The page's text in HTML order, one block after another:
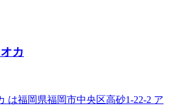
カ
福岡県福岡市中央区高砂1-22-2 ア